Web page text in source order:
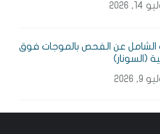
14, 2026
الشامل عن الفحص بالموجات فوق
(السونار)
9, 2026